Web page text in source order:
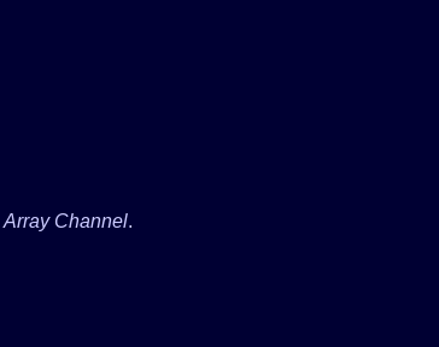
Array Channel.